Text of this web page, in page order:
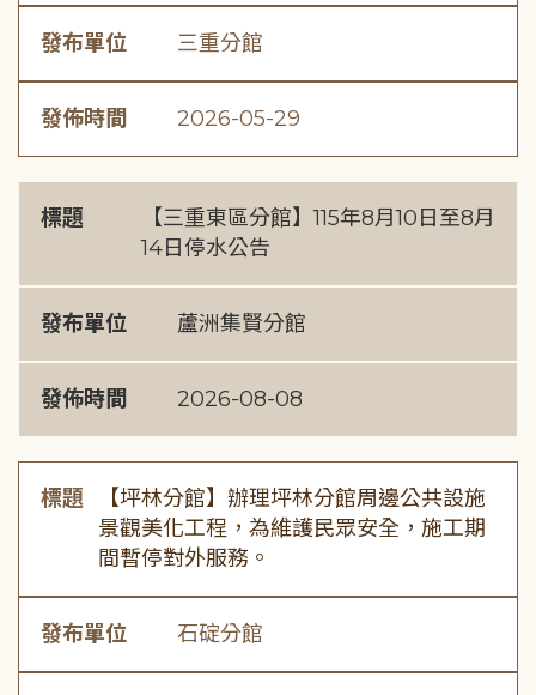
發布單位 三重分館
發佈時間 2026-05-29
標題
【三重東區分館】115年8月10日至8月
14日停水公告
發布單位 蘆洲集賢分館
發佈時間 2026-08-08
標題
【坪林分館】辦理坪林分館周邊公共設施
景觀美化工程，為維護民眾安全，施工期
間暫停對外服務。
發布單位 石碇分館